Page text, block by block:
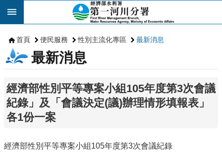
跳到主要內容區塊
首頁 便民服務 性別主流化專區 最新消息
最新消息
經濟部性別平等專案小組105年度第3次會議
紀錄」及「會議決定(議)辦理情形填報表」
各1份一案
經濟部性別平等專案小組105年度第3次會議紀錄